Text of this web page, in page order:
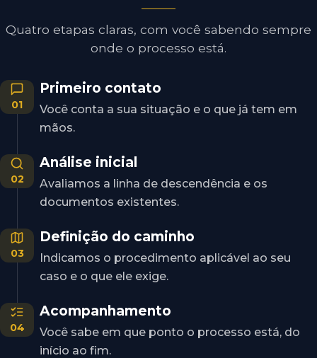
Quatro etapas claras, com você sabendo sempre
onde o processo está.
01
Primeiro contato
Você conta a sua situação e o que já tem em
mãos.
02
Análise inicial
Avaliamos a linha de descendência e os
documentos existentes.
03
Definição do caminho
Indicamos o procedimento aplicável ao seu
caso e o que ele exige.
04
Acompanhamento
Você sabe em que ponto o processo está, do
início ao fim.